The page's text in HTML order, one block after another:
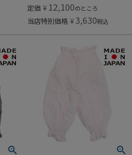
定価 ¥ 12,100のところ
当店特別価格 ¥ 3,630税込